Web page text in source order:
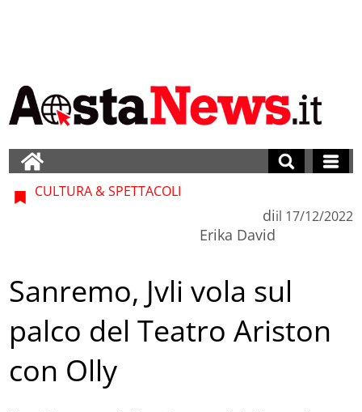
CULTURA & SPETTACOLI
di
Erika David
il 17/12/2022
Sanremo, Jvli vola sul
palco del Teatro Ariston
con Olly